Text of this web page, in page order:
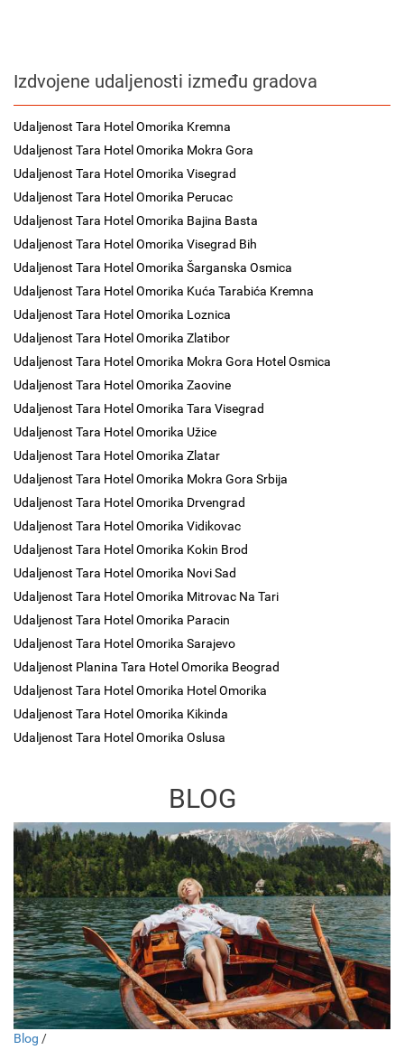
Izdvojene udaljenosti između gradova
Udaljenost Tara Hotel Omorika Kremna
Udaljenost Tara Hotel Omorika Mokra Gora
Udaljenost Tara Hotel Omorika Visegrad
Udaljenost Tara Hotel Omorika Perucac
Udaljenost Tara Hotel Omorika Bajina Basta
Udaljenost Tara Hotel Omorika Visegrad Bih
Udaljenost Tara Hotel Omorika Šarganska Osmica
Udaljenost Tara Hotel Omorika Kuća Tarabića Kremna
Udaljenost Tara Hotel Omorika Loznica
Udaljenost Tara Hotel Omorika Zlatibor
Udaljenost Tara Hotel Omorika Mokra Gora Hotel Osmica
Udaljenost Tara Hotel Omorika Zaovine
Udaljenost Tara Hotel Omorika Tara Visegrad
Udaljenost Tara Hotel Omorika Užice
Udaljenost Tara Hotel Omorika Zlatar
Udaljenost Tara Hotel Omorika Mokra Gora Srbija
Udaljenost Tara Hotel Omorika Drvengrad
Udaljenost Tara Hotel Omorika Vidikovac
Udaljenost Tara Hotel Omorika Kokin Brod
Udaljenost Tara Hotel Omorika Novi Sad
Udaljenost Tara Hotel Omorika Mitrovac Na Tari
Udaljenost Tara Hotel Omorika Paracin
Udaljenost Tara Hotel Omorika Sarajevo
Udaljenost Planina Tara Hotel Omorika Beograd
Udaljenost Tara Hotel Omorika Hotel Omorika
Udaljenost Tara Hotel Omorika Kikinda
Udaljenost Tara Hotel Omorika Oslusa
BLOG
Blog /